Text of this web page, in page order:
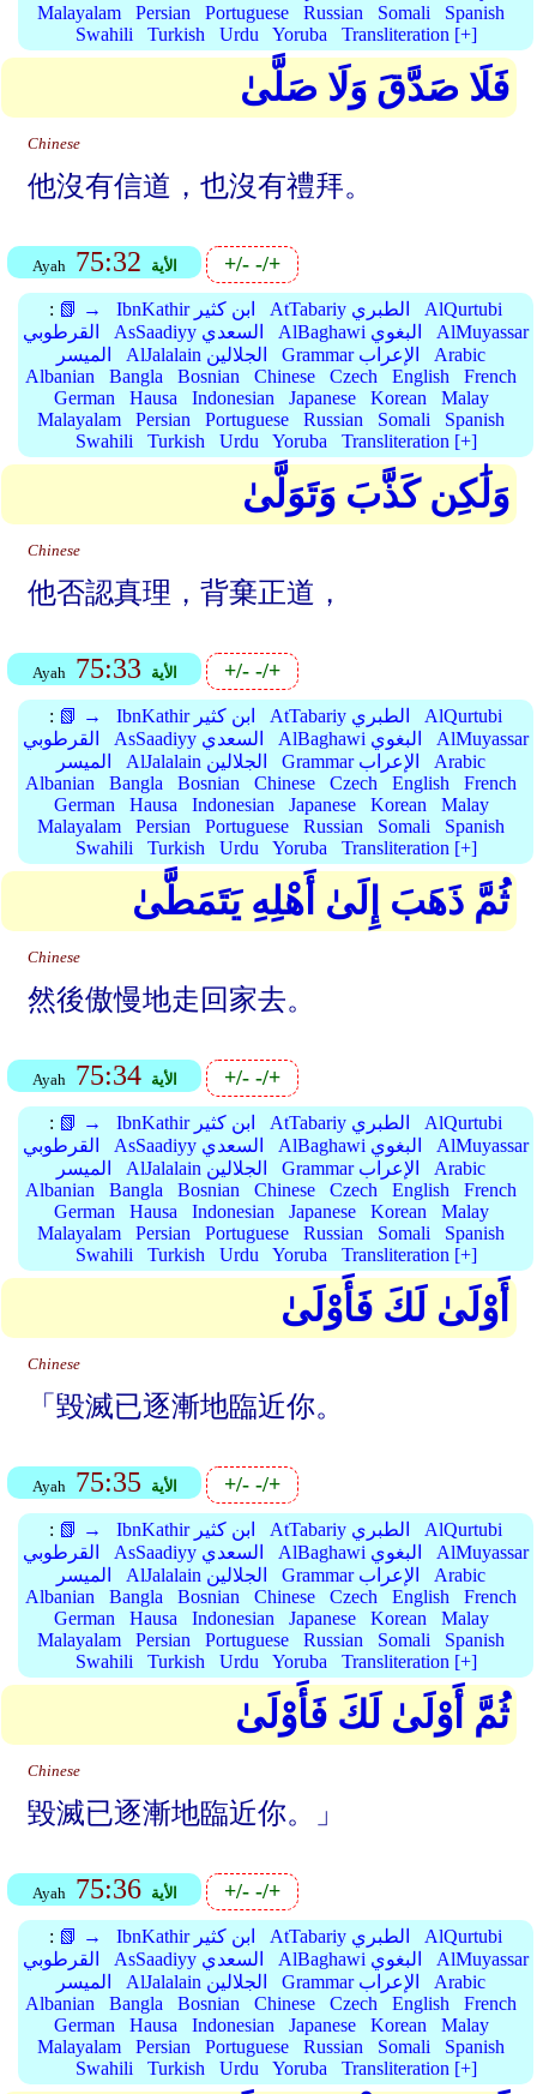
Malayalam
Persian Portuguese Russian Somali
Spanish
Swahili
Turkish Urdu Yoruba Transliteration [+]
فَلَا صَدَّقَ وَلَا صَلَّىٰ
Chinese
他沒有信道，也沒有禮拜。
Ayah 75:32 الأية +/--/+
: 📗 → IbnKathir ابن كثير AtTabariy الطبري
AlQurtubi
القرطوبي
AsSaadiyy السعدي AlBaghawi البغوي
AlMuyassar
الميسر
AlJalalain الجلالين Grammar الإعراب
Arabic
Albanian
Bangla Bosnian Chinese Czech English
French
German
Hausa Indonesian Japanese Korean
Malay
Malayalam
Persian Portuguese Russian Somali
Spanish
Swahili
Turkish Urdu Yoruba Transliteration [+]
وَلَٰكِن كَذَّبَ وَتَوَلَّىٰ
Chinese
他否認真理，背棄正道，
Ayah 75:33 الأية +/--/+
: 📗 → IbnKathir ابن كثير AtTabariy الطبري
AlQurtubi
القرطوبي
AsSaadiyy السعدي AlBaghawi البغوي
AlMuyassar
الميسر
AlJalalain الجلالين Grammar الإعراب
Arabic
Albanian
Bangla Bosnian Chinese Czech English
French
German
Hausa Indonesian Japanese Korean
Malay
Malayalam
Persian Portuguese Russian Somali
Spanish
Swahili
Turkish Urdu Yoruba Transliteration [+]
ثُمَّ ذَهَبَ إِلَىٰ أَهْلِهِ يَتَمَطَّىٰ
Chinese
然後傲慢地走回家去。
Ayah 75:34 الأية +/--/+
: 📗 → IbnKathir ابن كثير AtTabariy الطبري
AlQurtubi
القرطوبي
AsSaadiyy السعدي AlBaghawi البغوي
AlMuyassar
الميسر
AlJalalain الجلالين Grammar الإعراب
Arabic
Albanian
Bangla Bosnian Chinese Czech English
French
German
Hausa Indonesian Japanese Korean
Malay
Malayalam
Persian Portuguese Russian Somali
Spanish
Swahili
Turkish Urdu Yoruba Transliteration [+]
أَوْلَىٰ لَكَ فَأَوْلَىٰ
Chinese
「毀滅已逐漸地臨近你。
Ayah 75:35 الأية +/--/+
: 📗 → IbnKathir ابن كثير AtTabariy الطبري
AlQurtubi
القرطوبي
AsSaadiyy السعدي AlBaghawi البغوي
AlMuyassar
الميسر
AlJalalain الجلالين Grammar الإعراب
Arabic
Albanian
Bangla Bosnian Chinese Czech English
French
German
Hausa Indonesian Japanese Korean
Malay
Malayalam
Persian Portuguese Russian Somali
Spanish
Swahili
Turkish Urdu Yoruba Transliteration [+]
ثُمَّ أَوْلَىٰ لَكَ فَأَوْلَىٰ
Chinese
毀滅已逐漸地臨近你。」
Ayah 75:36 الأية +/--/+
: 📗 → IbnKathir ابن كثير AtTabariy الطبري
AlQurtubi
القرطوبي
AsSaadiyy السعدي AlBaghawi البغوي
AlMuyassar
الميسر
AlJalalain الجلالين Grammar الإعراب
Arabic
Albanian
Bangla Bosnian Chinese Czech English
French
German
Hausa Indonesian Japanese Korean
Malay
Malayalam
Persian Portuguese Russian Somali
Spanish
Swahili
Turkish Urdu Yoruba Transliteration [+]